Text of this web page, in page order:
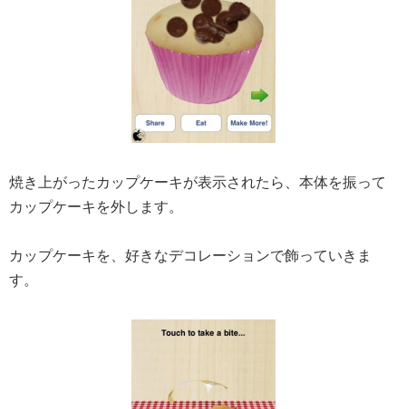
焼き上がったカップケーキが表示されたら、本体を振って
カップケーキを外します。
カップケーキを、好きなデコレーションで飾っていきま
す。